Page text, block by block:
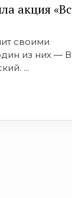
акция
своими
из них —
...